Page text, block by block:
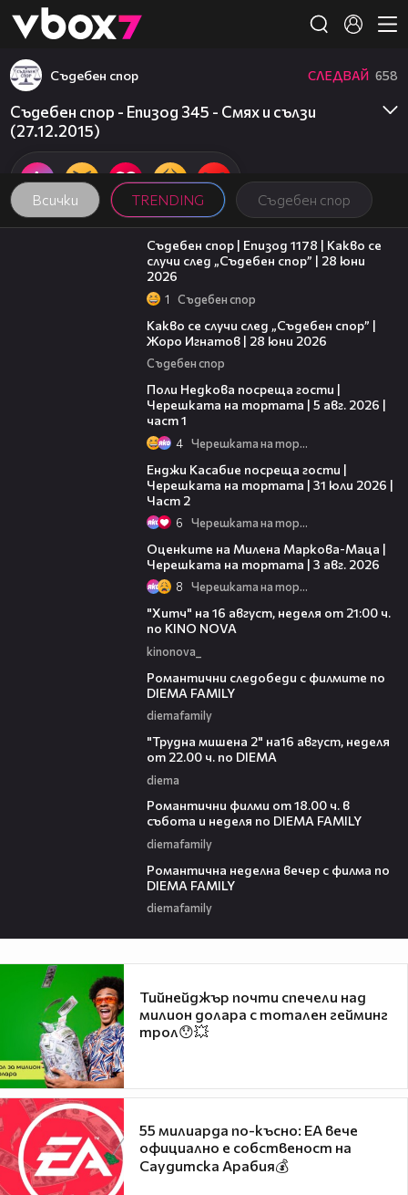
👾
Всички TRENDING Съдебен спор
Съдебен спор СЛЕДВАЙ 658
Съдебен спор - Епизод 345 - Смях и сълзи
(27.12.2015)
47:02
Съдебен спор | Епизод 1178 | Какво се
случи след „Съдебен спор” | 28 юни
2026
1 Съдебен спор
Какво се случи след „Съдебен спор” |
Жоро Игнатов | 28 юни 2026
Съдебен спор
Поли Недкова посреща гости |
Черешката на тортата | 5 авг. 2026 |
част 1
4 Черешката на тортата
Енджи Касабие посреща гости |
Черешката на тортата | 31 юли 2026 |
Част 2
6 Черешката на тортата
Оценките на Милена Маркова-Маца |
Черешката на тортата | 3 авг. 2026
8 Черешката на тортата
"Хитч" на 16 август, неделя от 21:00 ч.
по KINO NOVA
kinonova_
Романтични следобеди с филмите по
DIEMA FAMILY
diemafamily
"Трудна мишена 2" на16 август, неделя
от 22.00 ч. по DIEMA
diema
Романтични филми от 18.00 ч. в
събота и неделя по DIEMA FAMILY
diemafamily
Романтичнa неделна вечер с филма по
DIEMA FAMILY
diemafamily
Тийнейджър почти спечели над
милион долара с тотален гейминг
трол😯💥
55 милиарда по-късно: EA вече
официално е собственост на
Саудитска Арабия💰